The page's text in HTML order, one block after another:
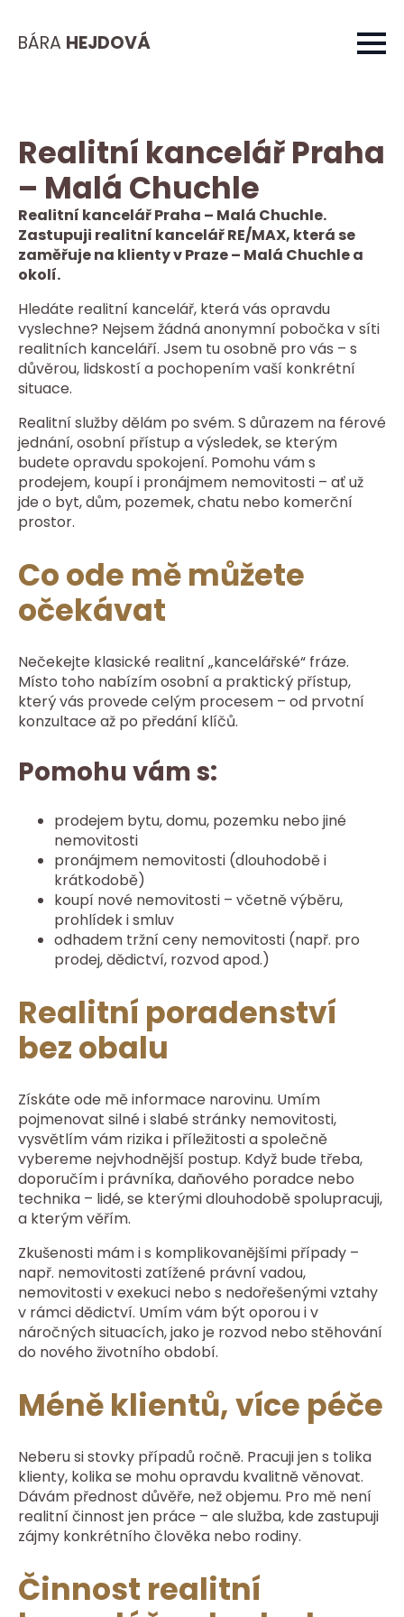
BÁRA HEJDOVÁ
Realitní kancelář Praha
– Malá Chuchle
Realitní kancelář Praha – Malá Chuchle.
Zastupuji realitní kancelář RE/MAX, která se
zaměřuje na klienty v Praze – Malá Chuchle a
okolí.
Hledáte realitní kancelář, která vás opravdu
vyslechne? Nejsem žádná anonymní pobočka v síti
realitních kanceláří. Jsem tu osobně pro vás – s
důvěrou, lidskostí a pochopením vaší konkrétní
situace.
Realitní služby dělám po svém. S důrazem na férové
jednání, osobní přístup a výsledek, se kterým
budete opravdu spokojení. Pomohu vám s
prodejem, koupí i pronájmem nemovitosti – ať už
jde o byt, dům, pozemek, chatu nebo komerční
prostor.
Co ode mě můžete
očekávat
Nečekejte klasické realitní „kancelářské“ fráze.
Místo toho nabízím osobní a praktický přístup,
který vás provede celým procesem – od prvotní
konzultace až po předání klíčů.
Pomohu vám s:
prodejem bytu, domu, pozemku nebo jiné
nemovitosti
pronájmem nemovitosti (dlouhodobě i
krátkodobě)
koupí nové nemovitosti – včetně výběru,
prohlídek i smluv
odhadem tržní ceny nemovitosti (např. pro
prodej, dědictví, rozvod apod.)
Realitní poradenství
bez obalu
Získáte ode mě informace narovinu. Umím
pojmenovat silné i slabé stránky nemovitosti,
vysvětlím vám rizika i příležitosti a společně
vybereme nejvhodnější postup. Když bude třeba,
doporučím i právníka, daňového poradce nebo
technika – lidé, se kterými dlouhodobě spolupracuji,
a kterým věřím.
Zkušenosti mám i s komplikovanějšími případy –
např. nemovitosti zatížené právní vadou,
nemovitosti v exekuci nebo s nedořešenými vztahy
v rámci dědictví. Umím vám být oporou i v
náročných situacích, jako je rozvod nebo stěhování
do nového životního období.
Méně klientů, více péče
Neberu si stovky případů ročně. Pracuji jen s tolika
klienty, kolika se mohu opravdu kvalitně věnovat.
Dávám přednost důvěře, než objemu. Pro mě není
realitní činnost jen práce – ale služba, kde zastupuji
zájmy konkrétního člověka nebo rodiny.
Činnost realitní